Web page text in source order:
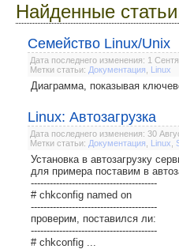
Найденные
Семейство Linux/Unix
Дата последнего изменения: 1
Метки статьи: Документация Linux
Диаграмма, показывая
Linux: Автозагрузка
Дата последнего изменения: 30
Метки статьи: Документация Linux
Установка в автозагрузку
для примера поставим в
----------------------------------------
# chkconfig named on
----------------------------------------
проверим, поставился ли:
----------------------------------------
# chkconfig ...